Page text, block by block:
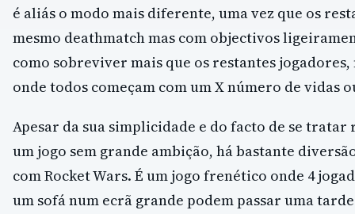
é aliás o modo mais diferente, uma vez que os
mesmo deathmatch mas com objectivos
como sobreviver mais que os restantes
onde todos começam com um X número de vidas
Apesar da sua simplicidade e do facto de se tratar
um jogo sem grande ambição, há bastante
com Rocket Wars. É um jogo frenético onde 4
um sofá num ecrã grande podem passar uma